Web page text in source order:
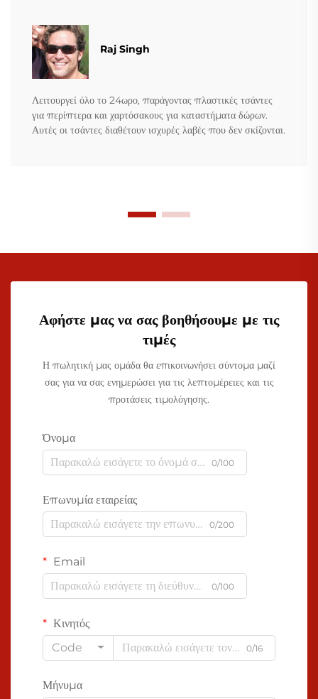
Raj Singh
Λειτουργεί όλο το 24ωρο, παράγοντας πλαστικές τσάντες
για περίπτερα και χαρτόσακους για καταστήματα δώρων.
Αυτές οι τσάντες διαθέτουν ισχυρές λαβές που δεν σκίζονται.
Αφήστε μας να σας βοηθήσουμε με τις
τιμές
Η πωλητική μας ομάδα θα επικοινωνήσει σύντομα μαζί
σας για να σας ενημερώσει για τις λεπτομέρειες και τις
προτάσεις τιμολόγησης.
Όνομα
0/100
Επωνυμία εταιρείας
0/200
Email
0/100
Κινητός
Code
0/16
Μήνυμα